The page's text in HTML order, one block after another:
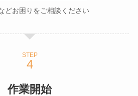
どお困りをご相談ください
STEP
作業開始